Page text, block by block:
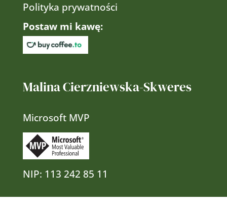
Polityka prywatności
Postaw mi kawę:
Malina Cierzniewska-Skweres
Microsoft MVP
NIP: 113 242 85 11